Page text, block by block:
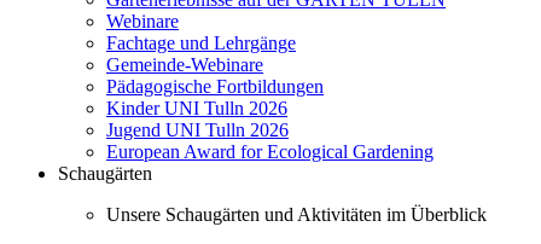
Webinare
Fachtage und Lehrgänge
Gemeinde-Webinare
Pädagogische Fortbildungen
Kinder UNI Tulln 2026
Jugend UNI Tulln 2026
European Award for Ecological Gardening
Schaugärten
Unsere Schaugärten und Aktivitäten im Überblick